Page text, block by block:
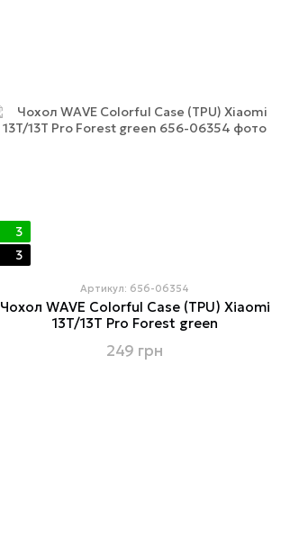
3
3
Артикул: 656-06354
Чохол WAVE Colorful Case (TPU) Xiaomi
13T/13T Pro Forest green
249 грн